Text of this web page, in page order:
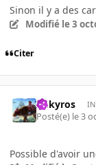
Sinon il y a des
Modifié le 3
Citer
Aekyros
Posté(e) le 3
Possible d'avoir